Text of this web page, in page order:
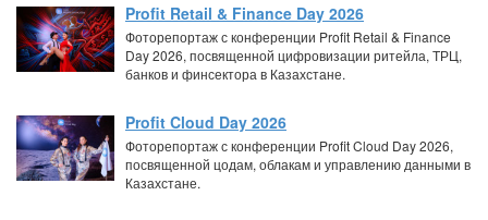
Profit Retail & Finance Day 2026
Фоторепортаж с конференции Profit Retail & Finance
Day 2026, посвященной цифровизации ритейла, ТРЦ,
банков и финсектора в Казахстане.
Profit Cloud Day 2026
Фоторепортаж с конференции Profit Cloud Day 2026,
посвященной цодам, облакам и управлению данными в
Казахстане.